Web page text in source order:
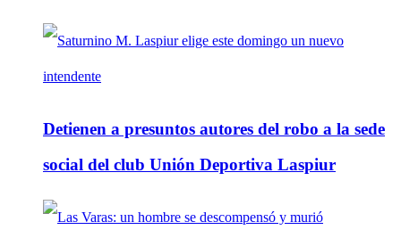
Detienen a presuntos autores del robo a la sede
social del club Unión Deportiva Laspiur